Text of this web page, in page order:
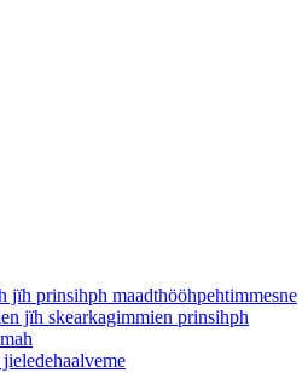
jïh prinsihph maadthööhpehtimmesne
jïh skearkagimmien prinsihph